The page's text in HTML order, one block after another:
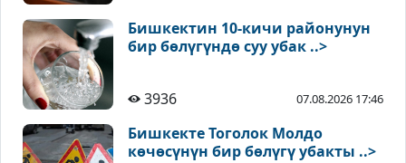
Бишкектин 10-кичи районунун
бир бөлүгүндө суу убак ..>
3936 07.08.2026 17:46
Бишкекте Тоголок Молдо
көчөсүнүн бир бөлүгү убакты ..>